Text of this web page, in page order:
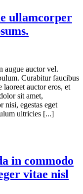
ullamcorper
augue auctor vel.
Curabitur faucibus
laoreet auctor eros, et
sit amet,
nisi, egestas eget
ultricies [...]
in commodo
vitae nisl